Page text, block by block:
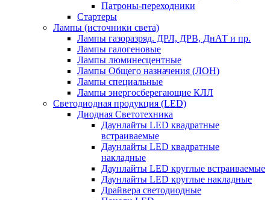
Патроны-переходники
Стартеры
Лампы (источники света)
Лампы газоразряд. ДРЛ, ДРВ, ДнАТ и пр.
Лампы галогеновые
Лампы люминесцентные
Лампы Общего назначения (ЛОН)
Лампы специальные
Лампы энергосберегающие КЛЛ
Светодиодная продукция (LED)
Диодная Светотехника
Даунлайты LED квадратные
встраиваемые
Даунлайты LED квадратные
накладные
Даунлайты LED круглые встраиваемые
Даунлайты LED круглые накладные
Драйвера светодиодные